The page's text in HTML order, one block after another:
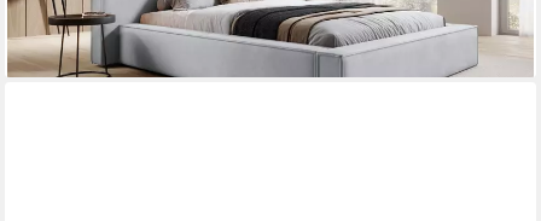
lieferbar in 3 Wochen